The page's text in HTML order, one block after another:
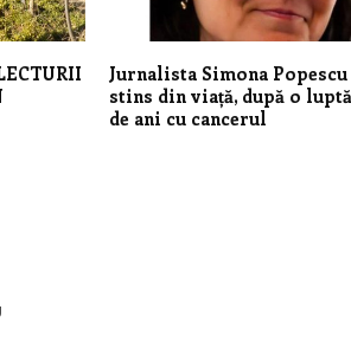
Jurnalista Simona Popescu
stins din viață, după o
de ani cu cancerul